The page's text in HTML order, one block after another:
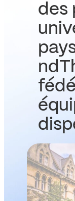
des